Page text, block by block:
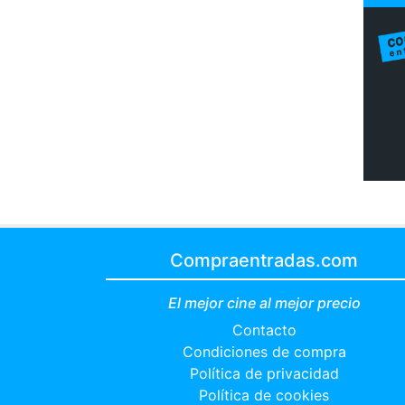
Compraentradas.com
El mejor cine al mejor precio
Contacto
Condiciones de compra
Política de privacidad
Política de cookies